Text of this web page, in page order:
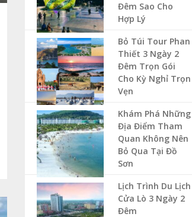
Đêm Sao Cho
Hợp Lý
Bỏ Túi Tour Phan
Thiết 3 Ngày 2
Đêm Trọn Gói
Cho Kỳ Nghỉ Trọn
Vẹn
Khám Phá Những
Địa Điểm Tham
Quan Không Nên
Bỏ Qua Tại Đồ
Sơn
Lịch Trình Du Lịch
Cửa Lò 3 Ngày 2
Đêm